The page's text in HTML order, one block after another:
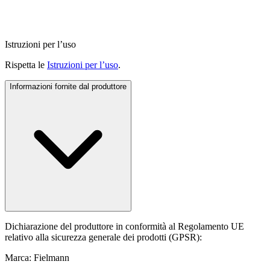
Istruzioni per l’uso
Rispetta le Istruzioni per l’uso.
Informazioni fornite dal produttore
Dichiarazione del produttore in conformità al Regolamento UE
relativo alla sicurezza generale dei prodotti (GPSR):
Marca: Fielmann